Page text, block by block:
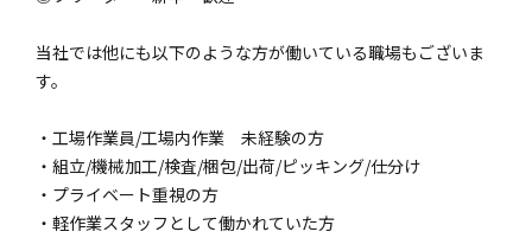
当社では他にも以下のような方が働いている職場もございま
す。
・工場作業員/工場内作業 未経験の方
・組立/機械加工/検査/梱包/出荷/ピッキング/仕分け
・プライベート重視の方
・軽作業スタッフとして働かれていた方